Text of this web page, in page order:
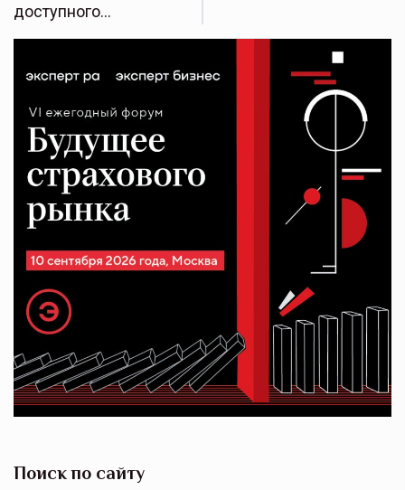
доступного…
Поиск по сайту